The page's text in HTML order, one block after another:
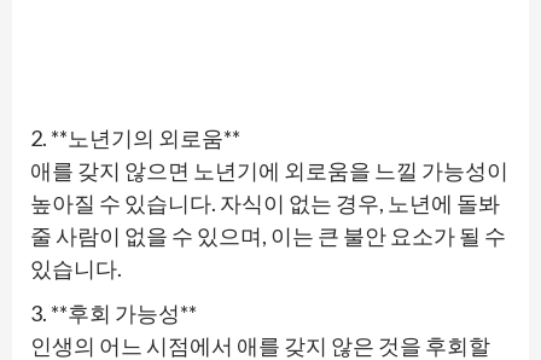
2. **노년기의 외로움**
애를 갖지 않으면 노년기에 외로움을 느낄 가능성이
높아질 수 있습니다. 자식이 없는 경우, 노년에 돌봐
줄 사람이 없을 수 있으며, 이는 큰 불안 요소가 될 수
있습니다.
3. **후회 가능성**
인생의 어느 시점에서 애를 갖지 않은 것을 후회할